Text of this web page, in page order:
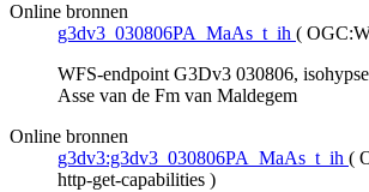
Online bronnen
g3dv3_030806PA_MaAs_t_ih (
WFS-endpoint G3Dv3 030806,
Asse van de Fm van Maldegem
Online bronnen
g3dv3:g3dv3_030806PA_MaAs_t_ih (
http-get-capabilities )